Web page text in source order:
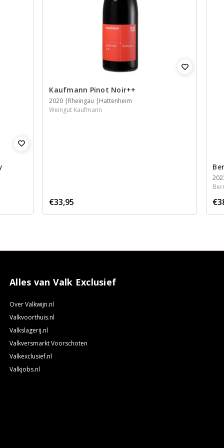
Kaufmann Pinot Noir++
2020 Rheingau
Hattenheim
Weingut Kaufmann
€33,95
Alles van Valk Exclusief
Over Valkwijn.nl
Valkvoorthuis.nl
Valkslagerij.nl
Valkversmarkt Voorschoten
Valkexclusief.nl
Valkjobs.nl